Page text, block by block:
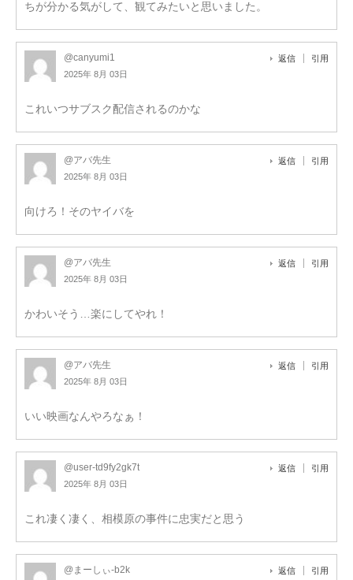
ちが分かる気がして、観てみたいと思いました。
@canyumi1
2025年 8月 03日
返信 引用
これいつサブスク配信されるのかな
@アバ先生
2025年 8月 03日
返信 引用
向けろ！そのヤイバを
@アバ先生
2025年 8月 03日
返信 引用
かわいそう…楽にしてやれ！
@アバ先生
2025年 8月 03日
返信 引用
いい映画なんやろなぁ！
@user-td9fy2gk7t
2025年 8月 03日
返信 引用
これ凄く凄く、相模原の事件に忠実だと思う
@まーしぃ-b2k 返信 引用